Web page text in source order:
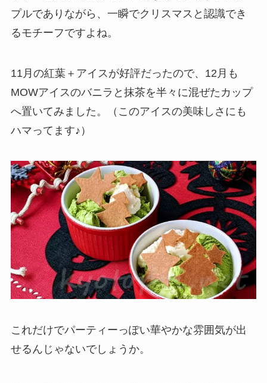
プルでありながら、一瞬でクリスマスと認識でき
るモチーフですよね。
11月の紅葉＋アイスが好評だったので、12月も
MOWアイスのバニラと抹茶を半々に混ぜたカップ
へ置いてみました。（このアイスの美味しさにも
ハマってます♪）
これだけでパーティーっぽい華やかな雰囲気が出
せるんじゃないでしょうか。